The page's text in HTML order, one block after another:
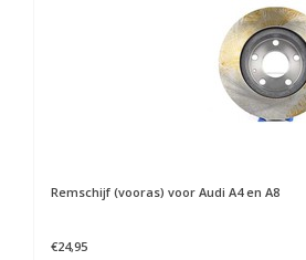
Remschijf (vooras) voor Audi A4 en A8
€24,95